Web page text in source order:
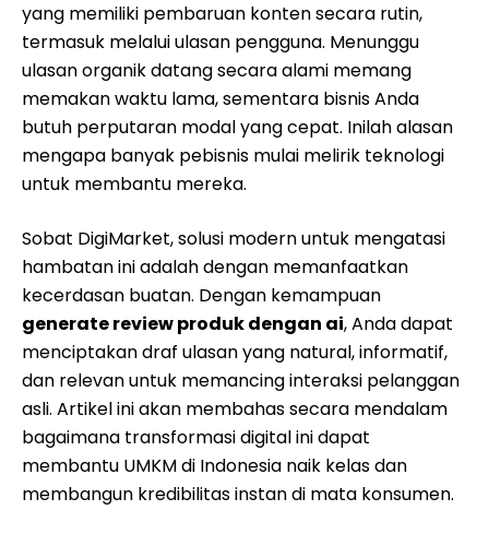
yang memiliki pembaruan konten secara rutin,
termasuk melalui ulasan pengguna. Menunggu
ulasan organik datang secara alami memang
memakan waktu lama, sementara bisnis Anda
butuh perputaran modal yang cepat. Inilah alasan
mengapa banyak pebisnis mulai melirik teknologi
untuk membantu mereka.
Sobat DigiMarket, solusi modern untuk mengatasi
hambatan ini adalah dengan memanfaatkan
kecerdasan buatan. Dengan kemampuan
generate review produk dengan ai, Anda dapat
menciptakan draf ulasan yang natural, informatif,
dan relevan untuk memancing interaksi pelanggan
asli. Artikel ini akan membahas secara mendalam
bagaimana transformasi digital ini dapat
membantu UMKM di Indonesia naik kelas dan
membangun kredibilitas instan di mata konsumen.